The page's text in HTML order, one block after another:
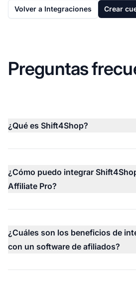
Volver a Integraciones Crear
Preguntas
¿Qué es Shift4Shop?
¿Cómo puedo integrar
Affiliate Pro?
¿Cuáles son los beneficios de
con un software de afiliados?